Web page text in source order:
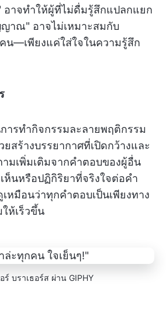
อาจทำให้ผู้ที่ไม่ดื่มรู้สึกแปลกแยก
าณ" อาจไม่เหมาะสมกับ
น—เพียงแค่ใส่ใจในความรู้สึก
ารทำกิจกรรมละลายพฤติกรรม
สร้างบรรยากาศที่เปิดกว้างและ
ามเพิ่มเติมจากคำตอบของผู้อื่น
ห็นหรือปฏิกิริยาที่จริงใจต่อคำ
หมือนว่าทุกคำตอบเป็นเพียงทาง
ห้เร็วขึ้น
ร์ บราเธอร์ส ผ่าน GIPHY